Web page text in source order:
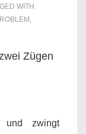
WITH
,
Zügen
und zwingt